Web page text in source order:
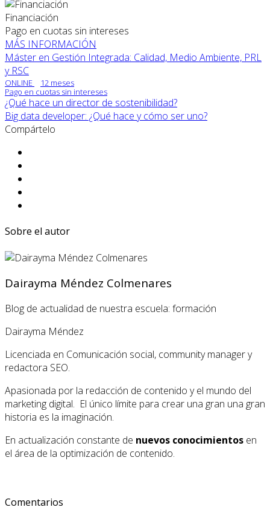
Financiación
Pago en cuotas sin intereses
MÁS INFORMACIÓN
Máster en Gestión Integrada: Calidad, Medio Ambiente, PRL
y RSC
ONLINE
12 meses
Pago en cuotas sin intereses
¿Qué hace un director de sostenibilidad?
Big data developer: ¿Qué hace y cómo ser uno?
Compártelo
Sobre el autor
Dairayma Méndez Colmenares
Blog de actualidad de nuestra escuela: formación
Dairayma Méndez
Licenciada en Comunicación social, community manager y
redactora SEO.
Apasionada por la redacción de contenido y el mundo del
marketing digital. El único límite para crear una gran una gran
historia es la imaginación.
En actualización constante de nuevos conocimientos en
el área de la optimización de contenido.
Comentarios